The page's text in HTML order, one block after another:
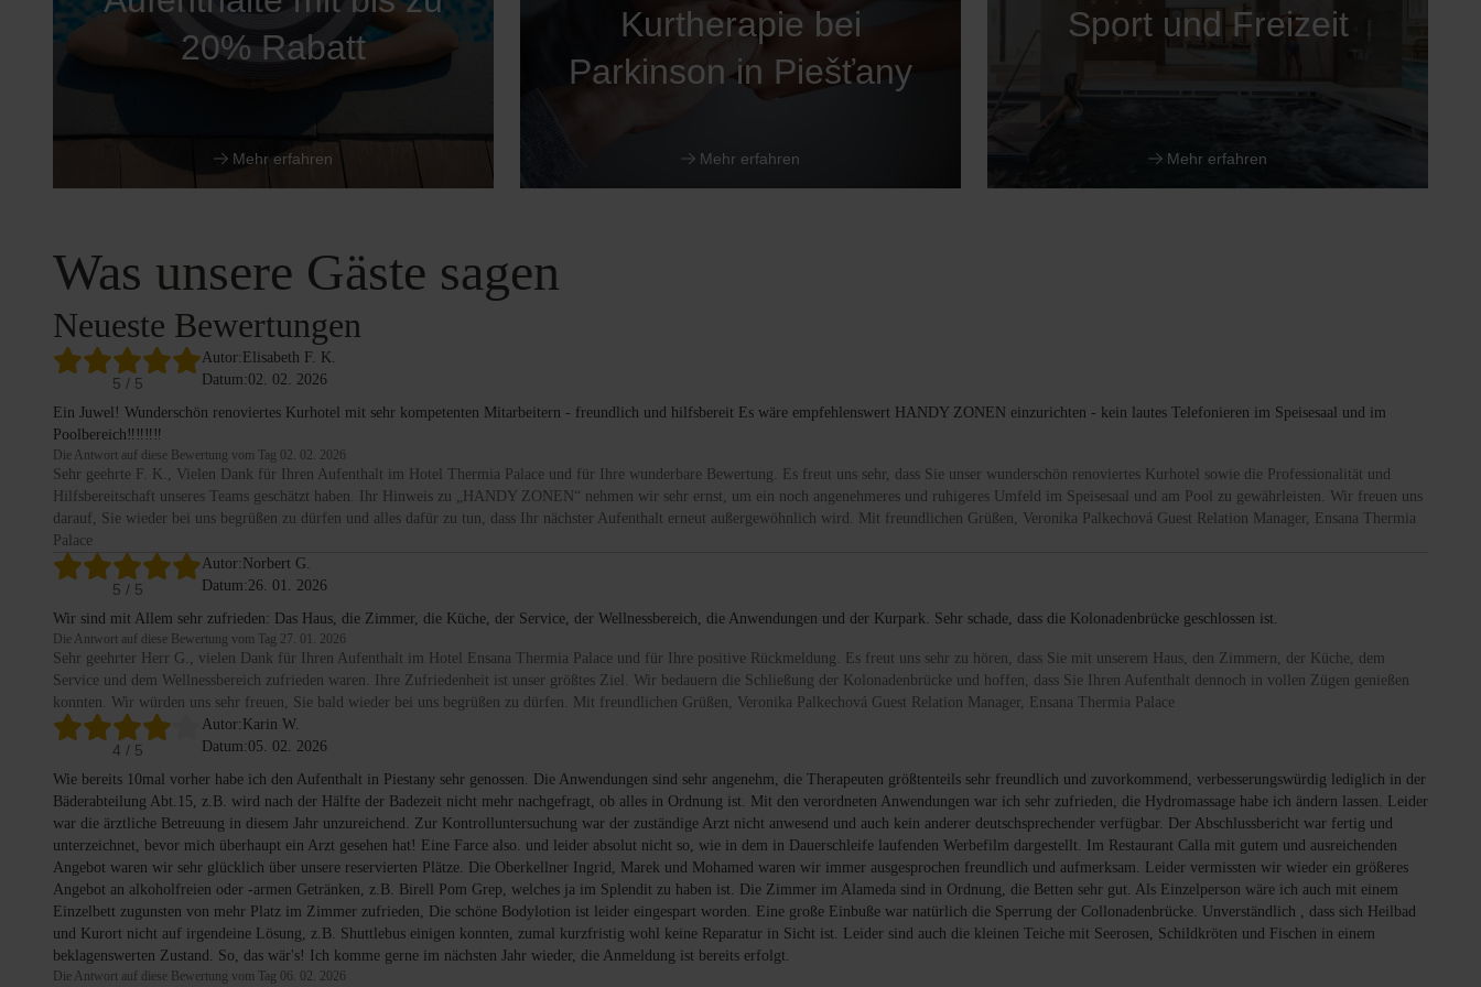
20% Rabatt
Mehr erfahren
Kurtherapie bei
Parkinson in Piešťany
Mehr erfahren
Sport und Freizeit
Mehr erfahren
Was unsere Gäste sagen
Neueste Bewertungen
5 / 5
Autor: Elisabeth F. K.
Datum:02. 02. 2026
Ein Juwel! Wunderschön renoviertes Kurhotel mit sehr kompetenten Mitarbeitern - freundlich und hilfsbereit Es wäre empfehlenswert HANDY ZONEN einzurichten - kein lautes Telefonieren im Speisesaal und im
Poolbereich‼️‼️‼️‼️
Die Antwort auf diese Bewertung vom Tag 02. 02. 2026
Sehr geehrte F. K., Vielen Dank für Ihren Aufenthalt im Hotel Thermia Palace und für Ihre wunderbare Bewertung. Es freut uns sehr, dass Sie unser wunderschön renoviertes Kurhotel sowie die Professionalität und
Hilfsbereitschaft unseres Teams geschätzt haben. Ihr Hinweis zu „HANDY ZONEN“ nehmen wir sehr ernst, um ein noch angenehmeres und ruhigeres Umfeld im Speisesaal und am Pool zu gewährleisten. Wir freuen uns
darauf, Sie wieder bei uns begrüßen zu dürfen und alles dafür zu tun, dass Ihr nächster Aufenthalt erneut außergewöhnlich wird. Mit freundlichen Grüßen, Veronika Palkechová Guest Relation Manager, Ensana Thermia
Palace
5 / 5
Autor: Norbert G.
Datum:26. 01. 2026
Wir sind mit Allem sehr zufrieden: Das Haus, die Zimmer, die Küche, der Service, der Wellnessbereich, die Anwendungen und der Kurpark. Sehr schade, dass die Kolonadenbrücke geschlossen ist.
Die Antwort auf diese Bewertung vom Tag 27. 01. 2026
Sehr geehrter Herr G., vielen Dank für Ihren Aufenthalt im Hotel Ensana Thermia Palace und für Ihre positive Rückmeldung. Es freut uns sehr zu hören, dass Sie mit unserem Haus, den Zimmern, der Küche, dem
Service und dem Wellnessbereich zufrieden waren. Ihre Zufriedenheit ist unser größtes Ziel. Wir bedauern die Schließung der Kolonadenbrücke und hoffen, dass Sie Ihren Aufenthalt dennoch in vollen Zügen genießen
konnten. Wir würden uns sehr freuen, Sie bald wieder bei uns begrüßen zu dürfen. Mit freundlichen Grüßen, Veronika Palkechová Guest Relation Manager, Ensana Thermia Palace
4 / 5
Autor: Karin W.
Datum:05. 02. 2026
Wie bereits 10mal vorher habe ich den Aufenthalt in Piestany sehr genossen. Die Anwendungen sind sehr angenehm, die Therapeuten größtenteils sehr freundlich und zuvorkommend, verbesserungswürdig lediglich in der
Bäderabteilung Abt.15, z.B. wird nach der Hälfte der Badezeit nicht mehr nachgefragt, ob alles in Ordnung ist. Mit den verordneten Anwendungen war ich sehr zufrieden, die Hydromassage habe ich ändern lassen. Leider
war die ärztliche Betreuung in diesem Jahr unzureichend. Zur Kontrolluntersuchung war der zuständige Arzt nicht anwesend und auch kein anderer deutschsprechender verfügbar. Der Abschlussbericht war fertig und
unterzeichnet, bevor mich überhaupt ein Arzt gesehen hat! Eine Farce also. und leider absolut nicht so, wie in dem in Dauerschleife laufenden Werbefilm dargestellt. Im Restaurant Calla mit gutem und ausreichenden
Angebot waren wir sehr glücklich über unsere reservierten Plätze. Die Oberkellner Ingrid, Marek und Mohamed waren wir immer ausgesprochen freundlich und aufmerksam. Leider vermissten wir wieder ein größeres
Angebot an alkoholfreien oder -armen Getränken, z.B. Birell Pom Grep, welches ja im Splendit zu haben ist. Die Zimmer im Alameda sind in Ordnung, die Betten sehr gut. Als Einzelperson wäre ich auch mit einem
Einzelbett zugunsten von mehr Platz im Zimmer zufrieden, Die schöne Bodylotion ist leider eingespart worden. Eine große Einbuße war natürlich die Sperrung der Collonadenbrücke. Unverständlich , dass sich Heilbad
und Kurort nicht auf irgendeine Lösung, z.B. Shuttlebus einigen konnten, zumal kurzfristig wohl keine Reparatur in Sicht ist. Leider sind auch die kleinen Teiche mit Seerosen, Schildkröten und Fischen in einem
beklagenswerten Zustand. So, das wär's! Ich komme gerne im nächsten Jahr wieder, die Anmeldung ist bereits erfolgt.
Die Antwort auf diese Bewertung vom Tag 06. 02. 2026